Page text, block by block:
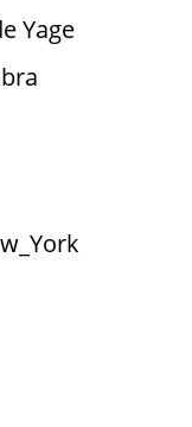
Yage